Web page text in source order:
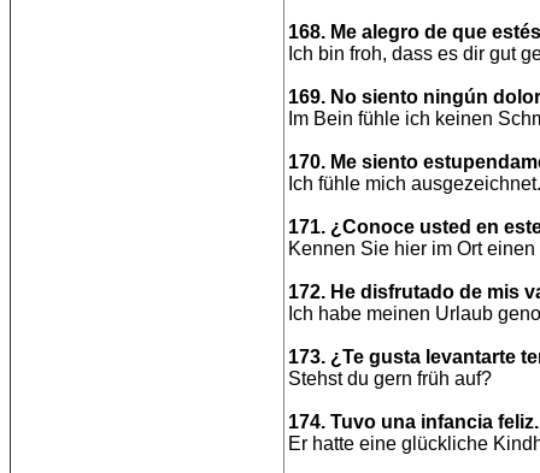
168. Me alegro de que
Ich bin froh, dass es dir gut
169. No siento ningún
Im Bein fühle ich keinen
170. Me siento
Ich fühle mich ausgezeichnet.
171. ¿Conoce usted en
Kennen Sie hier im Ort
172. He disfrutado de mis
Ich habe meinen Urlaub
173. ¿Te gusta levantarte
Stehst du gern früh auf?
174. Tuvo una infancia feliz.
Er hatte eine glückliche